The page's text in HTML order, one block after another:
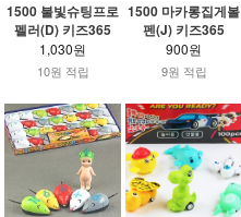
1500 불빛슈팅프로
펠러(D) 키즈365
1,030원
10원 적립
1500 마카롱집게볼
펜(J) 키즈365
900원
9원 적립